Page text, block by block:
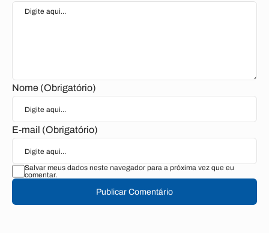
Nome (Obrigatório)
E-mail (Obrigatório)
Salvar meus dados neste navegador para a próxima vez que eu
comentar.
Publicar Comentário